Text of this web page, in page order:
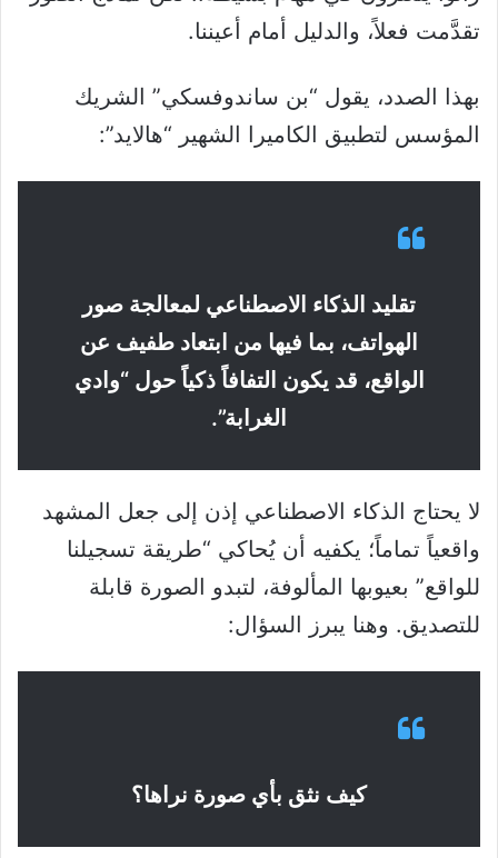
تقدَّمت فعلاً، والدليل أمام أعيننا.
بهذا الصدد، يقول “بن ساندوفسكي” الشريك
المؤسس لتطبيق الكاميرا الشهير “هالايد”:
تقليد الذكاء الاصطناعي لمعالجة صور
الهواتف، بما فيها من ابتعاد طفيف عن
الواقع، قد يكون التفافاً ذكياً حول “وادي
الغرابة”.
لا يحتاج الذكاء الاصطناعي إذن إلى جعل المشهد
واقعياً تماماً؛ يكفيه أن يُحاكي “طريقة تسجيلنا
للواقع” بعيوبها المألوفة، لتبدو الصورة قابلة
للتصديق. وهنا يبرز السؤال:
كيف نثق بأي صورة نراها؟